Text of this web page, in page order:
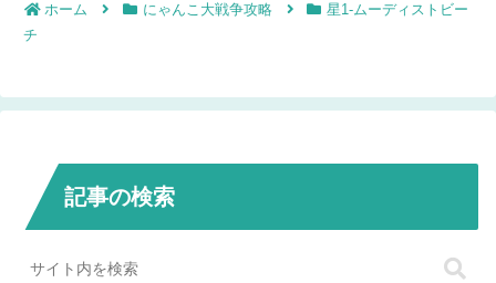
ホーム にゃんこ大戦争攻略
星1-ムーディストビー
チ
記事の検索